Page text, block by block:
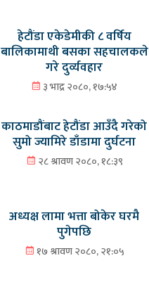
हेटौंडा एकेडेमीकी ८ वर्षिय
बालिकामाथी बसका सहचालकले
गरे दुर्व्यवहार
३ भाद्र २०८०, १७:५४
काठमाडौंबाट हेटौंडा आउँदै गरेको
सुमो ज्यामिरे डाँडामा दुर्घटना
२८ श्रावण २०८०, १८:३९
अध्यक्ष लामा भत्ता बोकेर घरमै
पुगेपछि
१७ श्रावण २०८०, २१:०५